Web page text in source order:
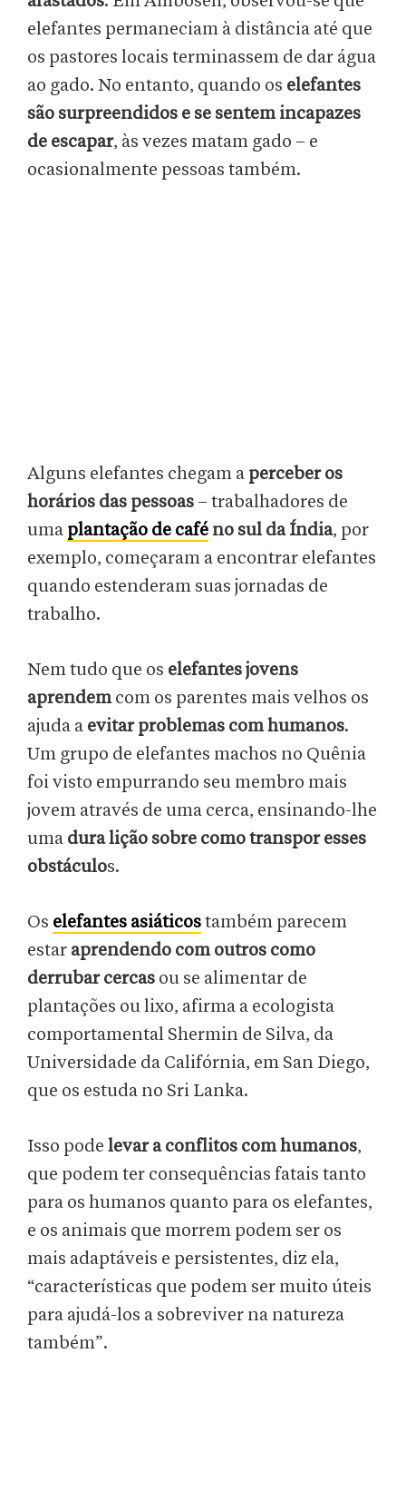
elefantes permaneciam à distância até que
os pastores locais terminassem de dar água
ao gado. No entanto, quando os elefantes
são surpreendidos e se sentem incapazes
de escapar, às vezes matam gado – e
ocasionalmente pessoas também.
Alguns elefantes chegam a perceber os
horários das pessoas – trabalhadores de
uma plantação de café no sul da Índia, por
exemplo, começaram a encontrar elefantes
quando estenderam suas jornadas de
trabalho.
Nem tudo que os elefantes jovens
aprendemcom os parentes mais velhos os
ajuda a evitar problemas com humanos.
Um grupo de elefantes machos no Quênia
foi visto empurrando seu membro mais
jovem através de uma cerca, ensinando-lhe
uma dura lição sobre como transpor esses
obstáculos.
Os elefantes asiáticostambém parecem
estar aprendendo com outros como
derrubar cercas ou se alimentar de
plantações ou lixo, afirma a ecologista
comportamental Shermin de Silva, da
Universidade da Califórnia, em San Diego,
que os estuda no Sri Lanka.
Isso pode levar a conflitos com humanos,
que podem ter consequências fatais tanto
para os humanos quanto para os elefantes,
e os animais que morrem podem ser os
mais adaptáveis ​​e persistentes, diz ela,
“características que podem ser muito úteis
para ajudá-los a sobreviver na natureza
também”.